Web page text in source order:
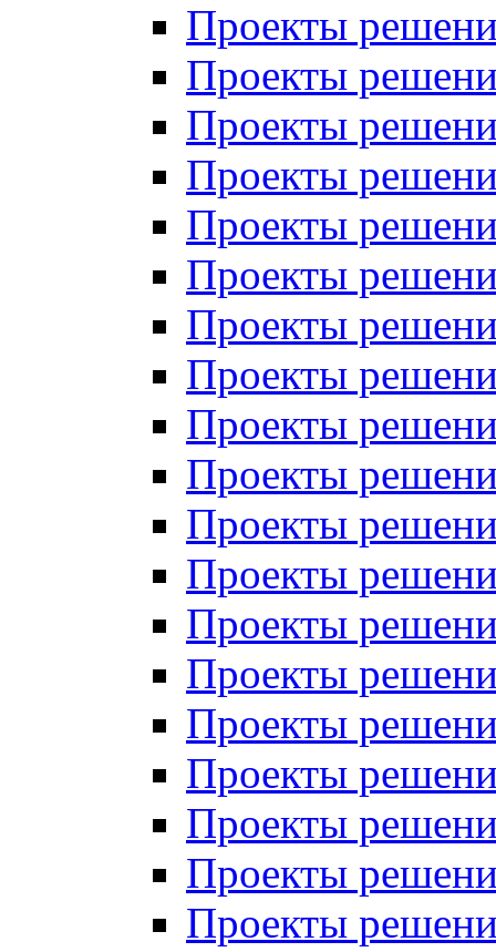
Проекты
Проекты
Проекты
Проекты
Проекты
Проекты
Проекты
Проекты
Проекты
Проекты
Проекты
Проекты
Проекты
Проекты
Проекты
Проекты
Проекты
Проекты
Проекты